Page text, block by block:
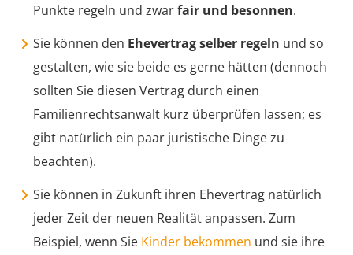
Punkte regeln und zwarfair und besonnen.
Sie können den Ehevertrag selber regeln und so
gestalten, wie sie beide es gerne hätten (dennoch
sollten Sie diesen Vertrag durch einen
Familienrechtsanwalt kurz überprüfen lassen; es
gibt natürlich ein paar juristische Dinge zu
beachten).
Sie können in Zukunft ihren Ehevertrag natürlich
jeder Zeit der neuen Realität anpassen. Zum
Beispiel, wenn Sie Kinder bekommen und sie ihre